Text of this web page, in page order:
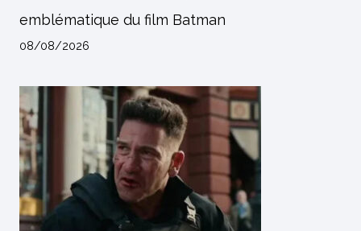
emblématique du film Batman
08/08/2026